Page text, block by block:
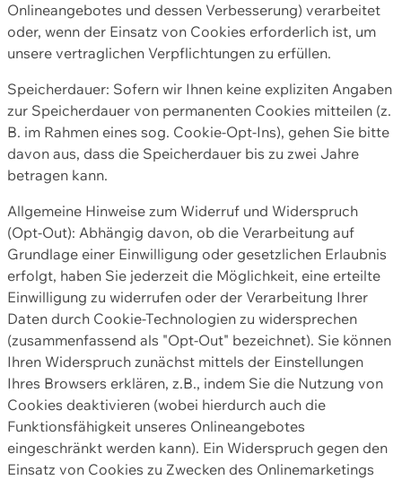
Onlineangebotes und dessen Verbesserung) verarbeitet
oder, wenn der Einsatz von Cookies erforderlich ist, um
unsere vertraglichen Verpflichtungen zu erfüllen.
Speicherdauer: Sofern wir Ihnen keine expliziten Angaben
zur Speicherdauer von permanenten Cookies mitteilen (z.
B. im Rahmen eines sog. Cookie-Opt-Ins), gehen Sie bitte
davon aus, dass die Speicherdauer bis zu zwei Jahre
betragen kann.
Allgemeine Hinweise zum Widerruf und Widerspruch
(Opt-Out): Abhängig davon, ob die Verarbeitung auf
Grundlage einer Einwilligung oder gesetzlichen Erlaubnis
erfolgt, haben Sie jederzeit die Möglichkeit, eine erteilte
Einwilligung zu widerrufen oder der Verarbeitung Ihrer
Daten durch Cookie-Technologien zu widersprechen
(zusammenfassend als "Opt-Out" bezeichnet). Sie können
Ihren Widerspruch zunächst mittels der Einstellungen
Ihres Browsers erklären, z.B., indem Sie die Nutzung von
Cookies deaktivieren (wobei hierdurch auch die
Funktionsfähigkeit unseres Onlineangebotes
eingeschränkt werden kann). Ein Widerspruch gegen den
Einsatz von Cookies zu Zwecken des Onlinemarketings